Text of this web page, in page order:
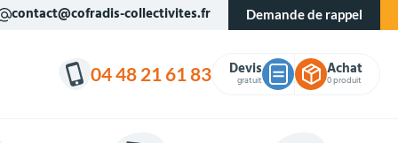
contact@cofradis-collectivites.fr Demande de rappel
04 48 21 61 83 Devis
gratuit
Achat
0 produit